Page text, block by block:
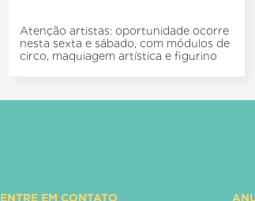
Atenção artistas: oportunidade ocorre
nesta sexta e sábado, com módulos de
circo, maquiagem artística e figurino
ENTRE EM CONTATO